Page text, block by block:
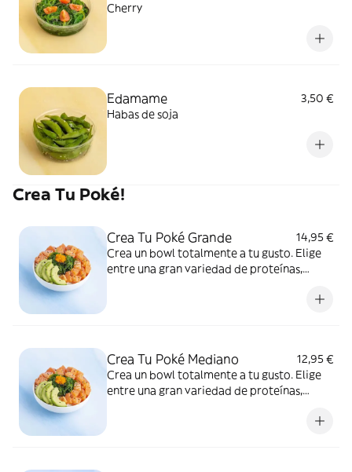
Cherry
Edamame
3,50 €
Habas de soja
Crea Tu Poké!
Crea Tu Poké Grande
14,95 €
Crea un bowl totalmente a tu gusto. Elige
entre una gran variedad de proteínas,
Crea Tu Poké Mediano
12,95 €
Crea un bowl totalmente a tu gusto. Elige
entre una gran variedad de proteínas,